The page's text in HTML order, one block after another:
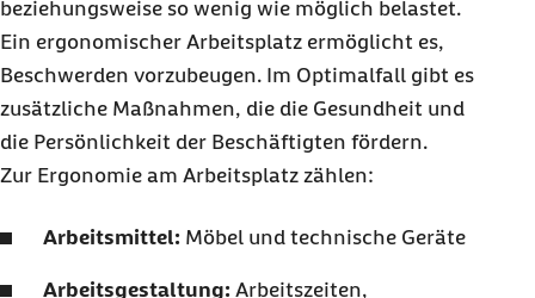
beziehungsweise so wenig wie möglich belastet.
Ein ergonomischer Arbeitsplatz ermöglicht es,
Beschwerden vorzubeugen. Im Optimalfall gibt es
zusätzliche Maßnahmen, die die Gesundheit und
die Persönlichkeit der Beschäftigten fördern.
Zur Ergonomie am Arbeitsplatz zählen:
Arbeitsmittel: Möbel und technische Geräte
Arbeitsgestaltung: Arbeitszeiten,